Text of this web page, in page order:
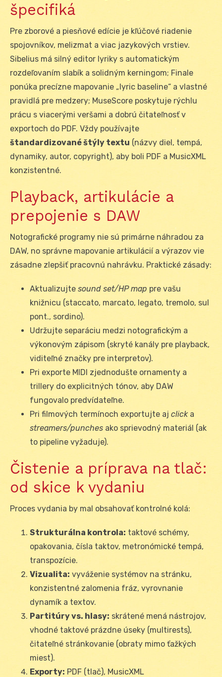
špecifiká
Pre zborové a piesňové edície je kľúčové riadenie
spojovníkov, melizmat a viac jazykových vrstiev.
Sibelius má silný editor lyriky s automatickým
rozdeľovaním slabík a solidným kerningom; Finale
ponúka precízne mapovanie „lyric baseline“ a vlastné
pravidlá pre medzery; MuseScore poskytuje rýchlu
prácu s viacerými veršami a dobrú čitateľnosť v
exportoch do PDF. Vždy používajte
štandardizované štýly textu (názvy diel, tempá,
dynamiky, autor, copyright), aby boli PDF a MusicXML
konzistentné.
Playback, artikulácie a
prepojenie s DAW
Notografické programy nie sú primárne náhradou za
DAW, no správne mapovanie artikulácií a výrazov vie
zásadne zlepšiť pracovnú nahrávku. Praktické zásady:
Aktualizujte sound set/HP map pre vašu
knižnicu (staccato, marcato, legato, tremolo, sul
pont., sordino).
Udržujte separáciu medzi notografickým a
výkonovým zápisom (skryté kanály pre playback,
viditeľné značky pre interpretov).
Pri exporte MIDI zjednodušte ornamenty a
trillery do explicitných tónov, aby DAW
fungovalo predvídateľne.
Pri filmových termínoch exportujte aj clicka
streamers/punches ako sprievodný materiál (ak
to pipeline vyžaduje).
Čistenie a príprava na tlač:
od skice k vydaniu
Proces vydania by mal obsahovať kontrolné kolá:
Strukturálna kontrola: taktové schémy,
opakovania, čísla taktov, metronómické tempá,
transpozície.
Vizualita: vyváženie systémov na stránku,
konzistentné zalomenia fráz, vyrovnanie
dynamík a textov.
Partitúry vs. hlasy: skrátené mená nástrojov,
vhodné taktové prázdne úseky (multirests),
čitateľné stránkovanie (obraty mimo ťažkých
miest).
Exporty: PDF (tlač), MusicXML